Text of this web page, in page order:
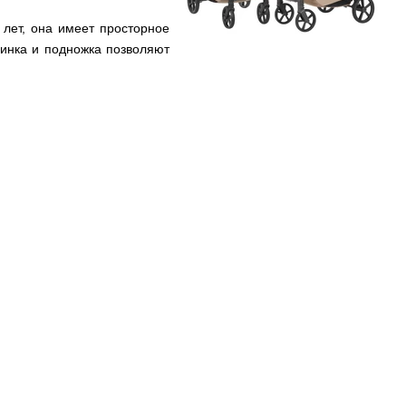
она имеет просторное
и подножка позволяют